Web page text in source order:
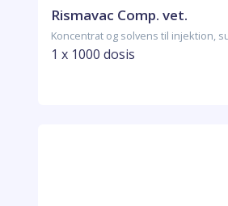
Rismavac Comp. vet.
Koncentrat og solvens til injektion,
1 x 1000 dosis